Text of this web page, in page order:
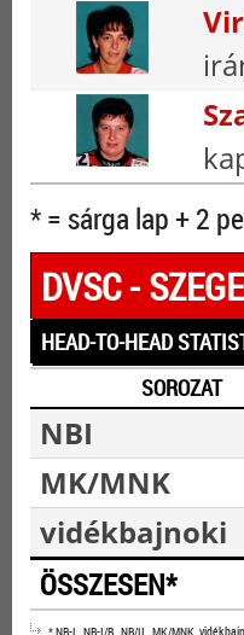
* = sárga lap + 2
DVSC -
HEAD-TO-HEAD
SOROZAT
NBI
MK/MNK
vidékbajnoki
ÖSSZESEN*
* NB-I., NB-I/B., NB/II., MK/MNK,